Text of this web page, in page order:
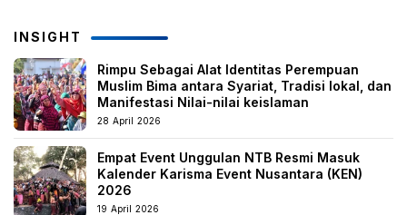
INSIGHT
Rimpu Sebagai Alat Identitas Perempuan
Muslim Bima antara Syariat, Tradisi lokal, dan
Manifestasi Nilai-nilai keislaman
28 April 2026
Empat Event Unggulan NTB Resmi Masuk
Kalender Karisma Event Nusantara (KEN)
2026
19 April 2026